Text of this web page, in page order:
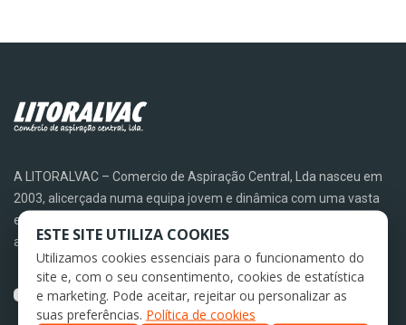
A LITORALVAC – Comercio de Aspiração Central, Lda nasceu em
2003, alicerçada numa equipa jovem e dinâmica com uma vasta
experiencia em Aspiração Central, Sistemas VMC e de
aquecimento.
chamada para rede fixa nacional
+351 234 791 999
ESTE SITE UTILIZA COOKIES
Utilizamos cookies essenciais para o funcionamento do
site e, com o seu consentimento, cookies de estatística
e marketing. Pode aceitar, rejeitar ou personalizar as
suas preferências. Política de cookies